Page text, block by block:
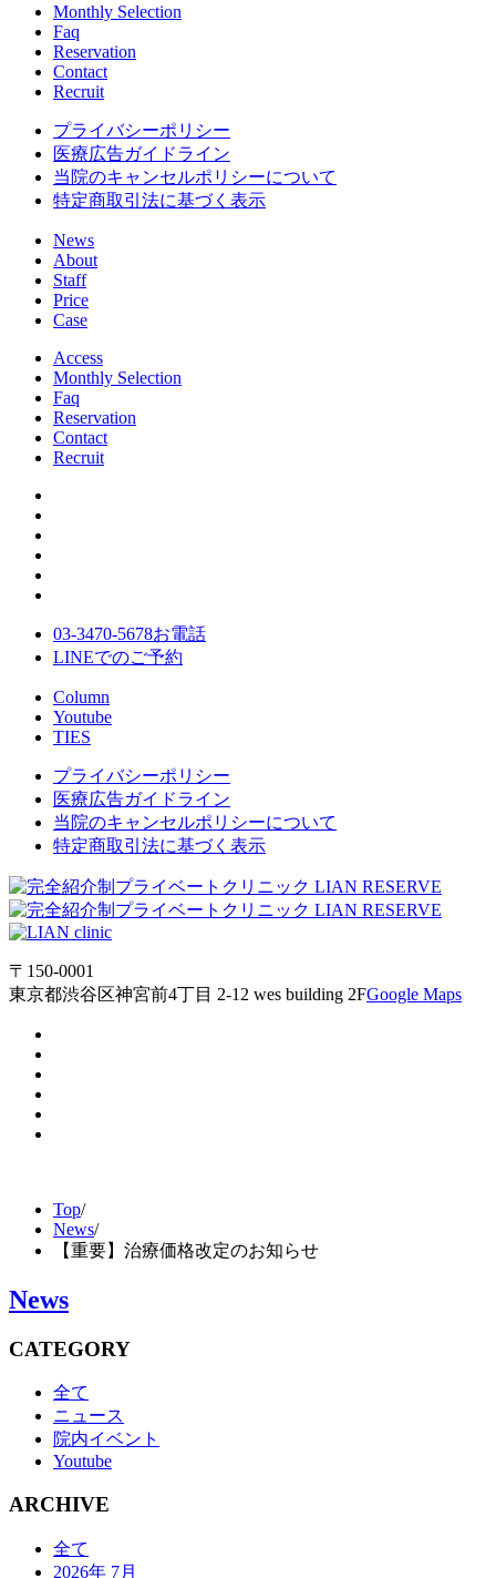
Monthly Selection
Faq
Reservation
Contact
Recruit
プライバシーポリシー
医療広告ガイドライン
当院のキャンセルポリシーについて
特定商取引法に基づく表示
News
About
Staff
Price
Case
Access
Monthly Selection
Faq
Reservation
Contact
Recruit
03-3470-5678お電話
LINEでのご予約
Column
Youtube
TIES
プライバシーポリシー
医療広告ガイドライン
当院のキャンセルポリシーについて
特定商取引法に基づく表示
〒150-0001
東京都渋谷区神宮前4丁目 2-12 wes building 2FGoogle Maps
Top/
News/
【重要】治療価格改定のお知らせ
News
CATEGORY
全て
ニュース
院内イベント
Youtube
ARCHIVE
全て
2026年 7月